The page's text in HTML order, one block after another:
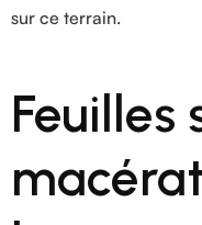
sur ce terrain.
Feuilles